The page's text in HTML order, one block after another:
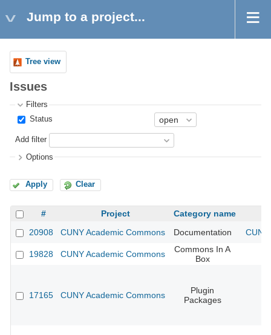
Jump to a project...
Tree view
Issues
Filters
Status
Add filter
Options
Apply Clear
# Project
Category name
20908
CUNY Academic Commons Documentation
19828 CUNY Academic Commons
Commons In A
Box
17165 CUNY Academic Commons
Plugin
Packages